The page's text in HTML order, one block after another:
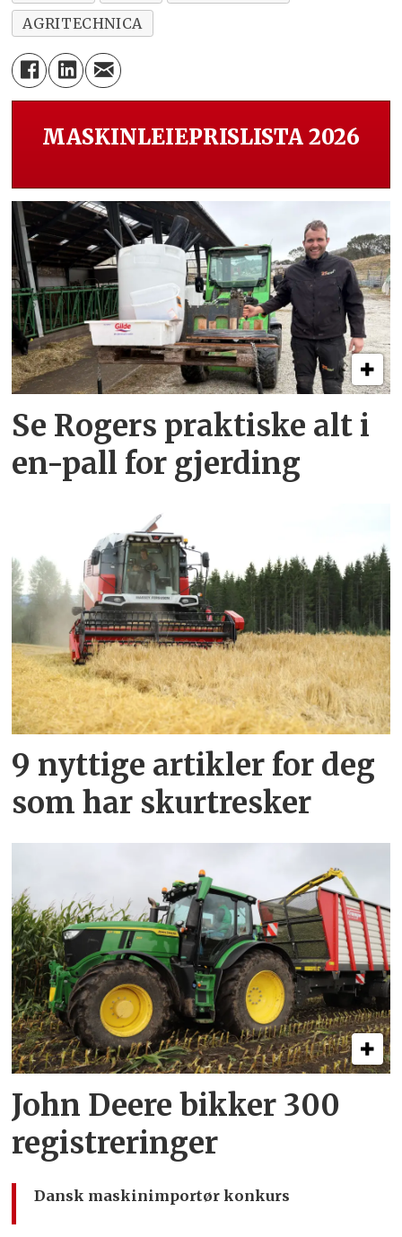
AGRITECHNICA
MASKINLEIEPRISLISTA 2026
Se Rogers praktiske alt i
en-pall for gjerding
9 nyttige artikler for deg
som har skurtresker
John Deere bikker 300
registreringer
Dansk maskinimportør konkurs